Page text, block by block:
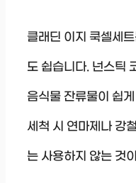
클래딘 이지 쿡셀세트
도 쉽습니다. 넌스틱
음식물 잔류물이 쉽
세척 시 연마제나 강
는 사용하지 않는 것